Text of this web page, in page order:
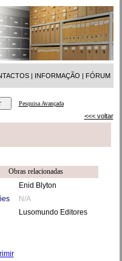
| INFORMAÇÃO | FÓRUM
Pesquisa Avançada
<<< voltar
Obras relacionadas
Enid Blyton
N/A
Lusomundo Editores